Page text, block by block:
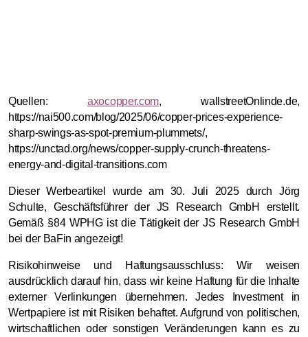
Quellen: axocopper.com, wallstreetOnlinde.de,
https://nai500.com/blog/2025/06/copper-prices-experience-
sharp-swings-as-spot-premium-plummets/,
https://unctad.org/news/copper-supply-crunch-threatens-
energy-and-digital-transitions.com
Dieser Werbeartikel wurde am 30. Juli 2025 durch Jörg
Schulte, Geschäftsführer der JS Research GmbH erstellt.
Gemäß §84 WPHG ist die Tätigkeit der JS Research GmbH
bei der BaFin angezeigt!
Risikohinweise und Haftungsausschluss: Wir weisen
ausdrücklich darauf hin, dass wir keine Haftung für die Inhalte
externer Verlinkungen übernehmen. Jedes Investment in
Wertpapiere ist mit Risiken behaftet. Aufgrund von politischen,
wirtschaftlichen oder sonstigen Veränderungen kann es zu